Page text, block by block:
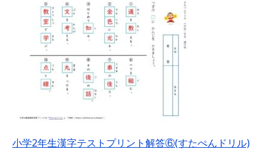
小学2年生漢字テストプリント解答⑥(すたぺんドリル)